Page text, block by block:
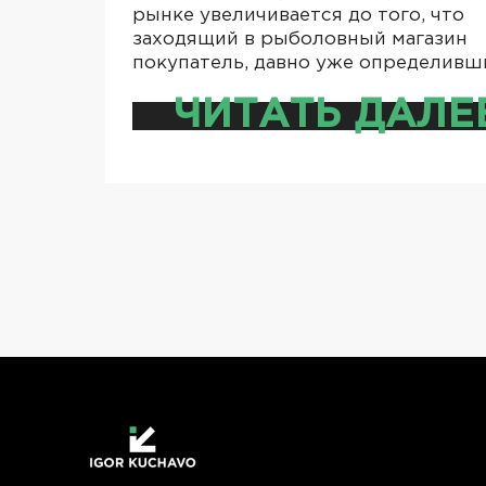
рынке увеличивается до того, что
заходящий в рыболовный магазин
покупатель, давно уже
ЧИТАТЬ